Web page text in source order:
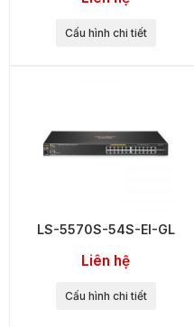
Cấu hình chi tiết
LS-5570S-54S-EI-GL
Liên hệ
Cấu hình chi tiết